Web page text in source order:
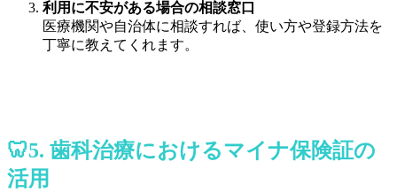
利用に不安がある場合の相談窓口
医療機関や自治体に相談すれば、使い方や登録方法を
丁寧に教えてくれます。
🦷5. 歯科治療におけるマイナ保険証の
活用